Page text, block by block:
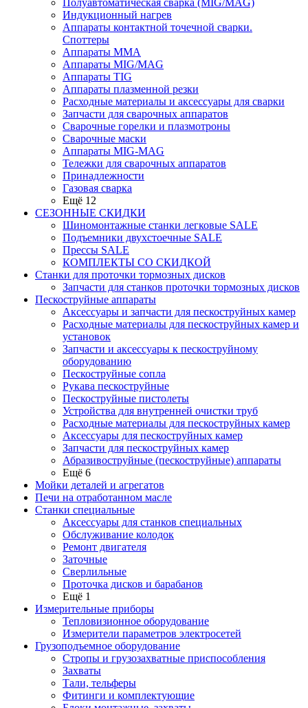
Полуавтоматическая сварка (MIG/MAG)
Индукционный нагрев
Аппараты контактной точечной сварки.
Споттеры
Аппараты MMA
Аппараты MIG/MAG
Аппараты TIG
Аппараты плазменной резки
Расходные материалы и аксессуары для сварки
Запчасти для сварочных аппаратов
Сварочные горелки и плазмотроны
Сварочные маски
Аппараты MIG-MAG
Тележки для сварочных аппаратов
Принадлежности
Газовая сварка
Ещё 12
СЕЗОННЫЕ СКИДКИ
Шиномонтажные станки легковые SALE
Подъемники двухстоечные SALE
Прессы SALE
КОМПЛЕКТЫ СО СКИДКОЙ
Станки для проточки тормозных дисков
Запчасти для станков проточки тормозных дисков
Пескоструйные аппараты
Аксессуары и запчасти для пескоструйных камер
Расходные материалы для пескоструйных камер и
установок
Запчасти и аксессуары к пескоструйному
оборудованию
Пескоструйные сопла
Рукава пескоструйные
Пескоструйные пистолеты
Устройства для внутренней очистки труб
Расходные материалы для пескоструйных камер
Аксессуары для пескоструйных камер
Запчасти для пескоструйных камер
Абразивоструйные (пескоструйные) аппараты
Ещё 6
Мойки деталей и агрегатов
Печи на отработанном масле
Станки специальные
Аксессуары для станков специальных
Обслуживание колодок
Ремонт двигателя
Заточные
Сверлильные
Проточка дисков и барабанов
Ещё 1
Измерительные приборы
Тепловизионное оборудование
Измерители параметров электросетей
Грузоподъемное оборудование
Стропы и грузозахватные приспособления
Захваты
Тали, тельферы
Фитинги и комплектующие